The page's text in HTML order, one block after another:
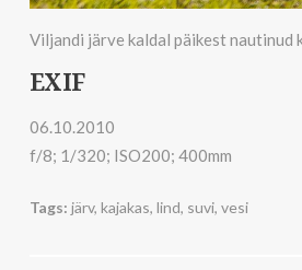
Viljandi järve kaldal päikest nautinud
EXIF
06.10.2010
f/8; 1/320; ISO200; 400mm
Tags: järv, kajakas, lind, suvi, vesi